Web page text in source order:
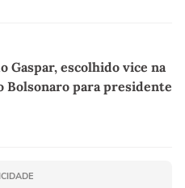
Gaspar, escolhido vice na
Bolsonaro para presidente